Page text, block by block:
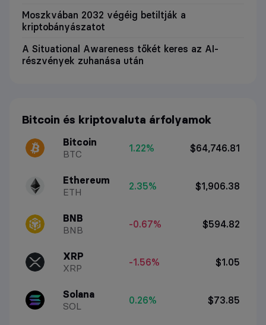
Moszkvában 2032 végéig betiltják a
kriptobányászatot
A Situational Awareness tőkét keres az AI-
részvények zuhanása után
Bitcoin és kriptovaluta árfolyamok
Bitcoin
BTC
1.22% $64,746.81
Ethereum
ETH
2.35% $1,906.38
BNB
BNB
-0.67% $594.82
XRP
XRP
-1.56% $1.05
Solana
SOL
0.26% $73.85